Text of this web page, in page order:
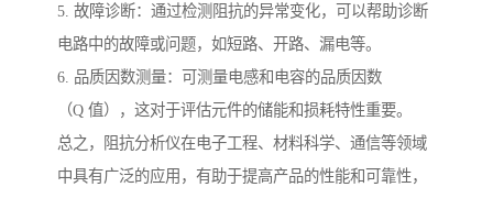
5. 故障诊断：通过检测阻抗的异常变化，可以帮助诊断
电路中的故障或问题，如短路、开路、漏电等。
6. 品质因数测量：可测量电感和电容的品质因数
（Q 值），这对于评估元件的储能和损耗特性重要。
总之，阻抗分析仪在电子工程、材料科学、通信等领域
中具有广泛的应用，有助于提高产品的性能和可靠性，